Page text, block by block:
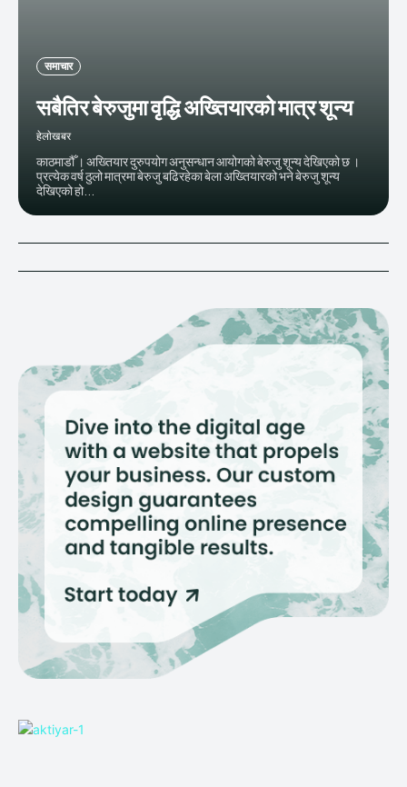
समाचार
सबैतिर बेरुजुमा वृद्धि अख्तियारको मात्र शून्य
हेलाेखबर
काठमाडौँ । अख्तियार दुरुपयोग अनुसन्धान आयोगको बेरुजु शून्य देखिएको छ ।
प्रत्येक वर्ष ठुलो मात्रमा बेरुजु बढिरहेका बेला अख्तियारको भने बेरुजु शून्य
देखिएको हो...